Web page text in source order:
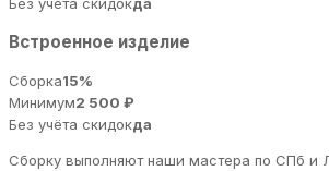
Без учёта скидокда
Встроенное изделие
Сборка15%
Минимум2 500 ₽
Без учёта скидокда
Сборку выполняют наши мастера по СПб и